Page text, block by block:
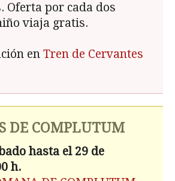
Oferta por cada dos
viaja gratis.
en Tren de Cervantes
DE COMPLUTUM
hasta el 29 de
h.